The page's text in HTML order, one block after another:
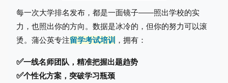
每一次大学排名发布，都是一面镜子——照出学校的实
力，也照出你的方向。数据是冰冷的，但你的努力可以滚
烫。蒲公英专注留学考试培训 ，拥有：
✅一线名师团队，精准把握出题趋势
✅个性化方案，突破学习瓶颈